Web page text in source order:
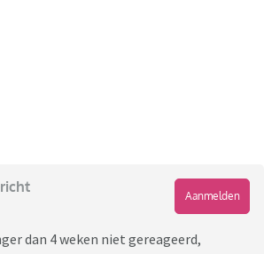
Aanmelden
dan 4 weken niet gereageerd,